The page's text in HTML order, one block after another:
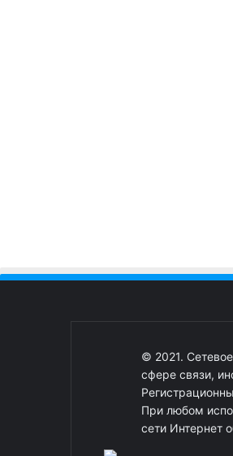
© 2021.
сфере связи,
При любом
сети Интернет